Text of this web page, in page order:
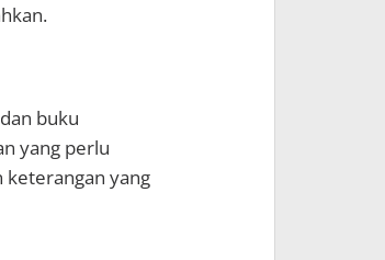
buku
yang perlu
yang